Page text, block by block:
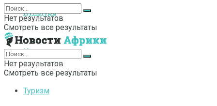
Культура
Интернет
Туризм
Нет результатов
Смотреть все результаты
Нет результатов
Смотреть все результаты